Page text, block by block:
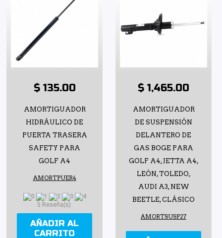
$ 135.00
AMORTIGUADOR
HIDRÁULICO DE
PUERTA TRASERA
SAFETY PARA
GOLF A4
AMORTPUER4
5 Reseña(s)
AÑADIR AL
CARRITO
$ 1,465.00
AMORTIGUADOR
DE SUSPENSIÓN
DELANTERO DE
GAS BOGE PARA
GOLF A4, JETTA A4,
LEÓN, TOLEDO,
AUDI A3, NEW
BEETLE, CLÁSICO
AMORTSUSP27